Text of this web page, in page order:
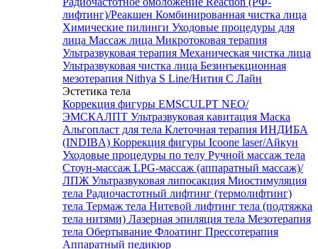
лифтинг)/Реакшен Комбинированная чистка лица
Химические пилинги Уходовые процедуры для
лица Массаж лица Микротоковая терапия
Ультразвуковая терапия Механическая чистка лица
Ультразвуковая чистка лица Безинъекционная
мезотерапия Nithya S Line/Нития С Лайн
Эстетика тела
Коррекция фигуры EMSCULPT NEO/
ЭМСКАЛПТ Ультразвуковая кавитация Маска
Альгопласт для тела Клеточная терапия ИНДИБА
(INDIBA) Коррекция фигуры Icoone laser/Айкун
Уходовые процедуры по телу Ручной массаж тела
Стоун-массаж LPG-массаж (аппаратный массаж)/
ЛПЖ Ультразвуковая липосакция Миостимуляция
тела Радиочастотный лифтинг (термолифтинг)
тела Термаж тела Нитевой лифтинг тела (подтяжка
тела нитями) Лазерная эпиляция тела Мезотерапия
тела Обертывание Флоатинг Прессотерапия
Аппаратный педикюр